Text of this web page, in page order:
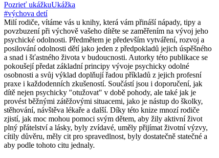
Pozrieť ukážkuUkážka
#výchova detí
Milí rodiče, vítáme vás u knihy, která vám přináší nápady, tipy a
povzbuzení při výchově vašeho dítěte se zaměřením na vývoj jeho
psychické odolnosti. Předmětem je především vytváření, rozvoj a
posilování odolnosti dětí jako jeden z předpokladů jejich úspěšného
a snad i šťastného života v budoucnosti. Autorky této publikace se
pokoušejí předat základní principy vývoje psychicky odolné
osobnosti a svůj výklad doplňují řadou příkladů z jejich profesní
praxe i každodenních zkušeností. Součástí jsou i doporučení, jak
dítě nejen psychicky "otužovat" v době pohody, ale také jak je
provést běžnými zátěžovými situacemi, jako je nástup do školky,
stěhování, návštěva lékaře a další. Díky této knize mnozí rodiče
zjistí, jak moc mohou pomoci svým dětem, aby žily aktivní život
plný přátelství a lásky, byly zvídavé, uměly přijímat životní výzvy,
cítily důvěru, měly cit pro spravedlnost, byly dostatečně statečné a
aby podle tohoto citu jednaly.